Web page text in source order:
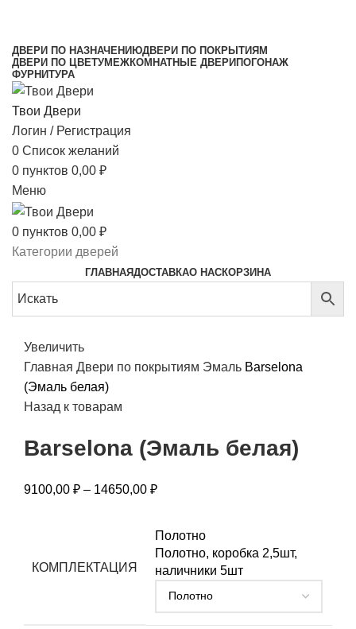
ДВЕРИ ПО НАЗНАЧЕНИЮДВЕРИ ПО ПОКРЫТИЯМ
ДВЕРИ ПО ЦВЕТУМЕЖКОМНАТНЫЕ ДВЕРИ ПОГОНАЖ
ФУРНИТУРА
Твои Двери
Логин / Регистрация
0 Список желаний
0 пунктов 0,00 ₽
Меню
0 пунктов 0,00 ₽
Категории дверей
ГЛАВНАЯДОСТАВКАО НАСКОРЗИНА
Увеличить
Главная Двери по покрытиям Эмаль Barselona
(Эмаль белая)
Назад к товарам
Barselona (Эмаль белая)
9100,00 ₽ – 14650,00 ₽
КОМПЛЕКТАЦИЯ
Полотно
Полотно, коробка 2,5шт,
наличники 5шт